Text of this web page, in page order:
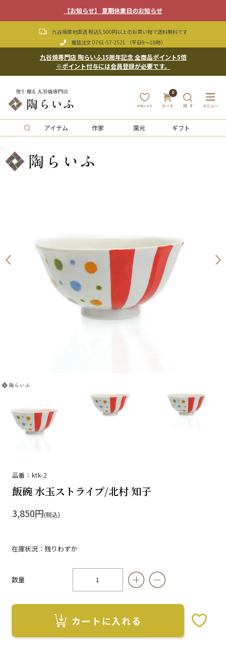
【お知らせ】 夏期休業日のお知らせ
九谷焼産地直送 税込5,500円以上のお買い物で送料無料です
電話注文 0761-57-2521 （平日9〜18時）
九谷焼専門店 陶らいふ15周年記念 全商品ポイント5倍
※ポイント付与には会員登録が必要です。
0
アイテム 作家 窯元 ギフト
品番：ktk-2
飯碗 水玉ストライプ/北村 知子
3,850円(税込)
在庫状況：残りわずか
数量
カートに入れる